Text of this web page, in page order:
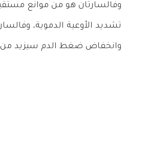
وفالسارتان هو من موانع
تشديد الأوعية الدموية.
وانخفاض ضغط الدم سيزيد من